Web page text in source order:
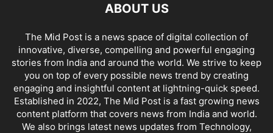
ABOUT US
The Mid Post is a news space of digital collection of
innovative, diverse, compelling and powerful engaging
stories from India and around the world. We strive to keep
you on top of every possible news trend by creating
engaging and insightful content at lightning-quick speed.
Established in 2022, The Mid Post is a fast growing news
content platform that covers news from India and world.
We also brings latest news updates from Technology,